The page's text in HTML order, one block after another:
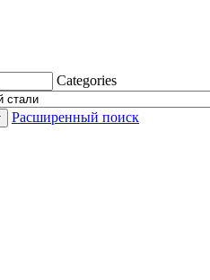
Categories
Расширенный поиск